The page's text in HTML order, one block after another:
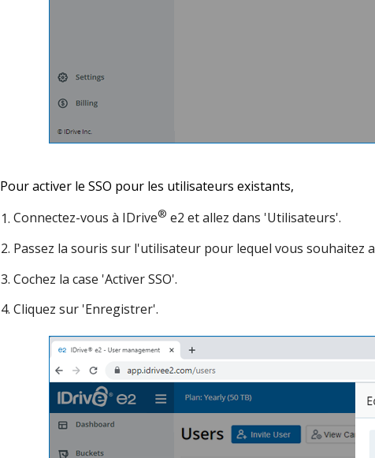
Pour activer le SSO pour les utilisateurs existants,
Connectez-vous à IDrive® e2 et allez dans 'Utilisateurs'.
Passez la souris sur l'utilisateur pour lequel vous souhaitez
Cochez la case 'Activer SSO'.
Cliquez sur 'Enregistrer'.